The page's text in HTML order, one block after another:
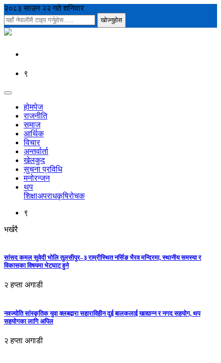
२०८३ साउन २२ गते शनिवार
९
होमपेज
राजनीति
समाज
आर्थिक
विचार
अन्तर्वार्ता
खेलकुद
सुचना प्रविधि
मनोरन्जन
थप
शिक्षाअपराधकृषिरोचक
९
भर्खरै
सांसद कमल सुवेदी भोलि तुलसीपुर–३ राम्रीस्थित नर्सिङ भैरव मन्दिरमा, स्थानीय समस्या र
विकासका विषयमा भेटघाट हुने
२ हप्ता अगाडी
नवज्योति सांस्कृतिक युवा क्लबद्वारा सहाराविहीन दुई बालकलाई खाद्यान्न र नगद सहयोग, थप
सहयोगका लागि अपिल
२ हप्ता अगाडी